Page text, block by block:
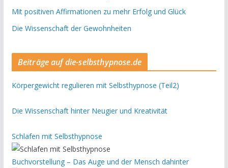
Mit positiven Affirmationen zu mehr Erfolg und Glück
Die Wissenschaft der Gewohnheiten
Beiträge auf die-selbsthypnose.de
Körpergewicht regulieren mit Selbsthypnose (Teil2)
Die Wissenschaft hinter Neugier und Kreativität
Schlafen mit Selbsthypnose
Buchvorstellung – Das Auge und der Mensch dahinter